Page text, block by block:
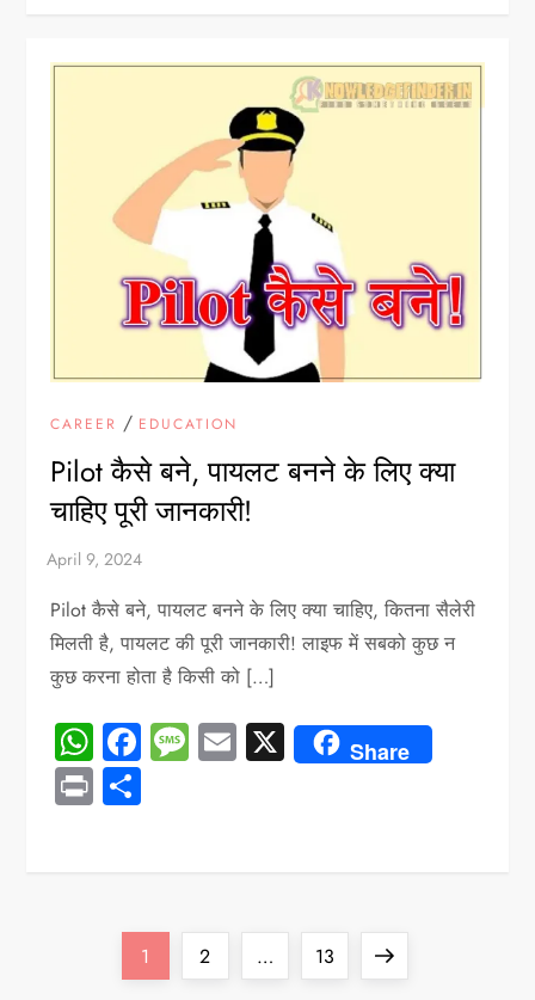
CAREER / EDUCATION
Pilot कैसे बने, पायलट बनने के लिए क्या
चाहिए पूरी जानकारी!
Pilot कैसे बने, पायलट बनने के लिए क्या चाहिए, कितना सैलेरी
मिलती है, पायलट की पूरी जानकारी! लाइफ में सबको कुछ न
कुछ करना होता है किसी को […]
WhatsApp
Facebook
Message
Email
X Share
Print
Page
1 Page
2 … Page
13
Next